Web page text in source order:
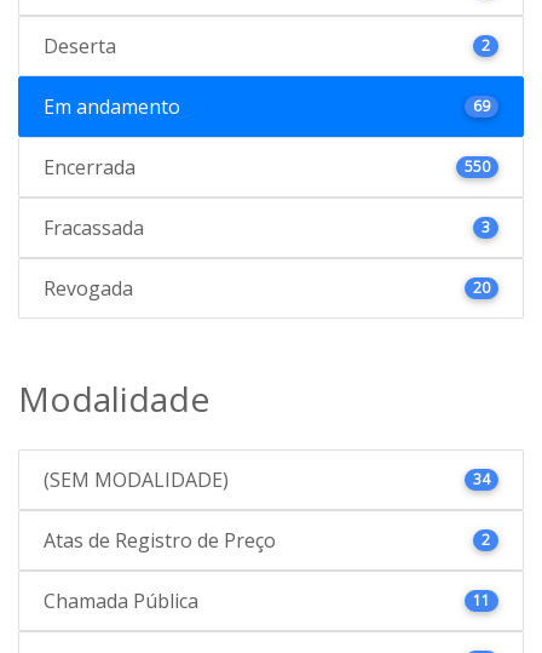
Deserta 2
Em andamento 69
Encerrada 550
Fracassada 3
Revogada 20
Modalidade
(SEM MODALIDADE) 34
Atas de Registro de Preço 2
Chamada Pública 11